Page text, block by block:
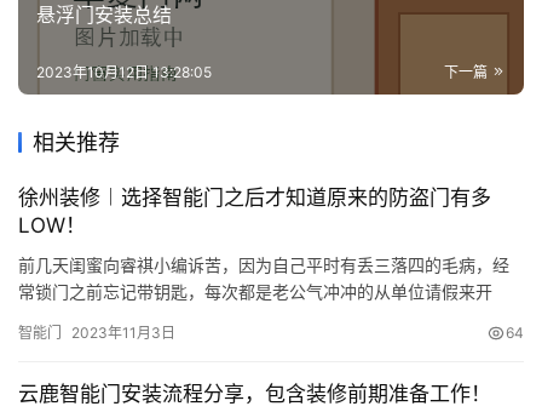
悬浮门安装总结
下一篇
2023年10月12日 13:28:05
相关推荐
徐州装修︱选择智能门之后才知道原来的防盗门有多
LOW！
前几天闺蜜向睿祺小编诉苦，因为自己平时有丢三落四的毛病，经
常锁门之前忘记带钥匙，每次都是老公气冲冲的从单位请假来开
场。其实现实中忘记带钥匙是常有的事，丢三落四的性格还真不是
落四的毛病的。让“忘带钥匙”不在成为生活中的尴尬事！下面一起来
智能门 2023年11月3日 64
云鹿智能门安装流程分享，包含装修前期准备工作！